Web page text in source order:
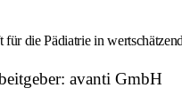
die Pädiatrie in
avanti GmbH